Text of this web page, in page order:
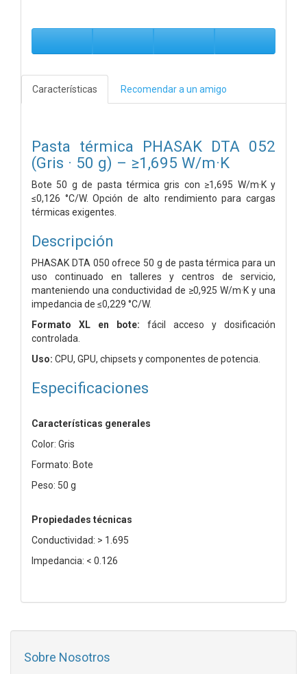
Características Recomendar a un amigo
Pasta térmica PHASAK DTA 052
(Gris · 50 g) – ≥1,695 W/m·K
Bote 50 g de pasta térmica gris con ≥1,695 W/m·K y
≤0,126 °C/W. Opción de alto rendimiento para cargas
térmicas exigentes.
Descripción
PHASAK DTA 050 ofrece 50 g de pasta térmica para un
uso continuado en talleres y centros de servicio,
manteniendo una conductividad de ≥0,925 W/m·K y una
impedancia de ≤0,229 °C/W.
Formato XL en bote: fácil acceso y dosificación
controlada.
Uso: CPU, GPU, chipsets y componentes de potencia.
Especificaciones
Características generales
Color: Gris
Formato: Bote
Peso: 50 g
Propiedades técnicas
Conductividad: > 1.695
Impedancia: < 0.126
Sobre Nosotros